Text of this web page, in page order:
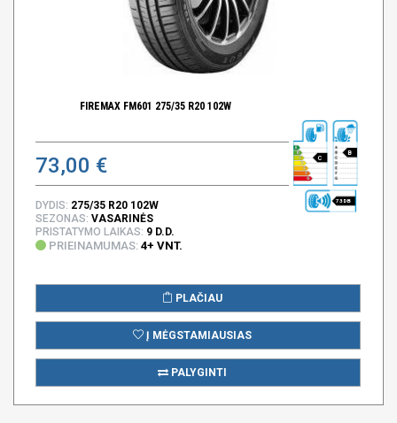
FIREMAX FM601 275/35 R20 102W
73,00 € C
B
73 DB
DYDIS: 275/35 R20 102W
SEZONAS: VASARINĖS
PRISTATYMO LAIKAS: 9 D.D.
PRIEINAMUMAS: 4+ VNT.
PLAČIAU
Į MĖGSTAMIAUSIAS
PALYGINTI